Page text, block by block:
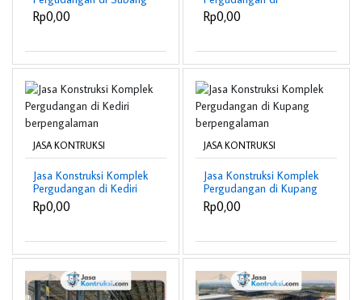
berpengalaman
Rp0,00
Magelang
berpengalaman
Rp0,00
JASA KONTRUKSI
Jasa Konstruksi Komplek
Pergudangan di Kediri
berpengalaman
Rp0,00
JASA KONTRUKSI
Jasa Konstruksi Komplek
Pergudangan di Kupang
berpengalaman
Rp0,00